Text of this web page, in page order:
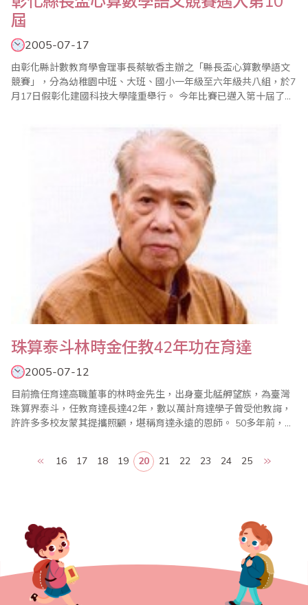
屆
2005-07-17
由彰化縣計數教育學會理事長蔡敏香主辦之「縣長盃心算數學語文
競賽」，分為幼稚園中班、大班、國小一年級至六年級共八組，於7
月17日假彰化建國科技大學隆重舉行。 今年比賽已邁入第十屆了，
其家長深怕自己的寶貝遲到進不了考場，急得滿頭大汗比小朋友還
緊張，當成績一公佈，大家爭先恐後查看排名..
珠算泰斗林時金任教42年功在育達
2005-07-12
目前擔任育達高職董事的林時金先生，出身臺北艋舺望族，為臺灣
珠算界泰斗，任教育達長達42年，數以萬計育達學子曾受他教誨，
許許多多校友蒙其提攜照顧，堪稱育達永遠的恩師。 50多年前，育
股傻勁創辦育達，在艱困的環境中自力更生，還好有長輩在精神上
不斷鼓勵及過程中不斷指導，加上林時金老師在「貸款建校」經費
16 17 18 19 20 21 22 23 24 25